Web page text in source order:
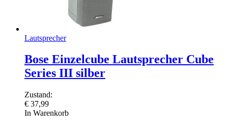
Lautsprecher
Bose Einzelcube Lautsprecher Cube
Series III silber
Zustand:
€ 37,99
In Warenkorb